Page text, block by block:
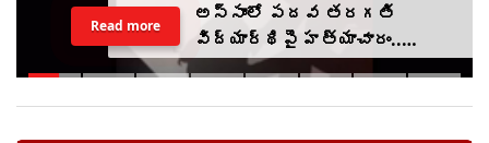
అస్సాంలో పదవ తరగతి
విద్యార్థిపై హత్యాచారం..
ఫంక్షన్‌కు వెళ్లిన తల్లి..
Read more